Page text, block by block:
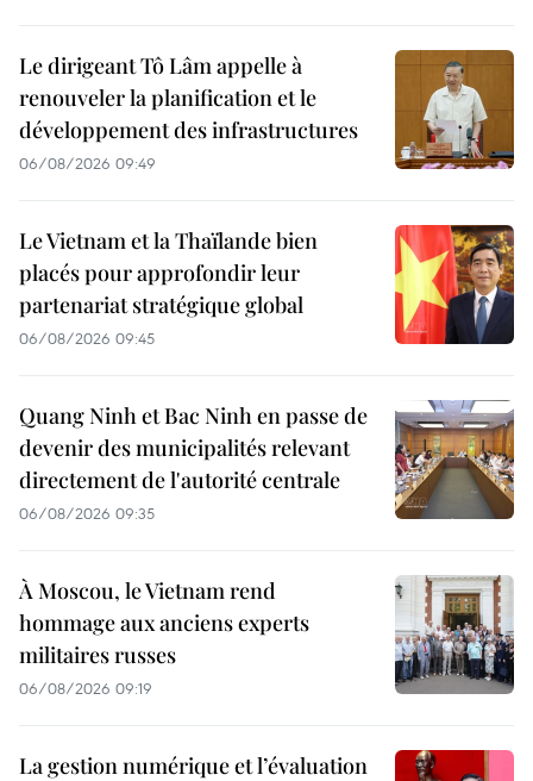
Le dirigeant Tô Lâm appelle à
renouveler la planification et le
développement des infrastructures
06/08/2026 09:49
Le Vietnam et la Thaïlande bien
placés pour approfondir leur
partenariat stratégique global
06/08/2026 09:45
Quang Ninh et Bac Ninh en passe de
devenir des municipalités relevant
directement de l'autorité centrale
06/08/2026 09:35
À Moscou, le Vietnam rend
hommage aux anciens experts
militaires russes
06/08/2026 09:19
La gestion numérique et l’évaluation